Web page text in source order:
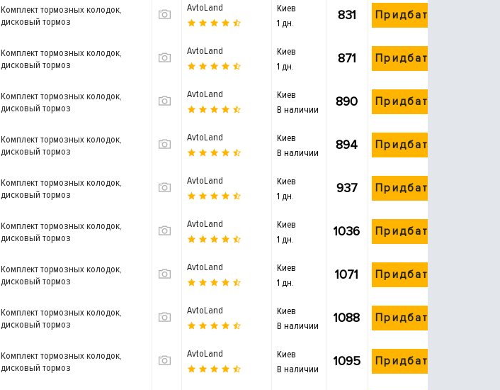
Комплект тормозных колодок,
дисковый тормоз
AvtoLand
Киев
1 дн.
831 Придбати
Комплект тормозных колодок,
дисковый тормоз
AvtoLand
Киев
1 дн.
871 Придбати
Комплект тормозных колодок,
дисковый тормоз
AvtoLand
Киев
В наличии
890 Придбати
Комплект тормозных колодок,
дисковый тормоз
AvtoLand
Киев
В наличии
894 Придбати
Комплект тормозных колодок,
дисковый тормоз
AvtoLand
Киев
1 дн.
937 Придбати
Комплект тормозных колодок,
дисковый тормоз
AvtoLand
Киев
1 дн.
1036 Придбати
Комплект тормозных колодок,
дисковый тормоз
AvtoLand
Киев
1 дн.
1071 Придбати
Комплект тормозных колодок,
дисковый тормоз
AvtoLand
Киев
В наличии
1088 Придбати
Комплект тормозных колодок,
дисковый тормоз
AvtoLand
Киев
В наличии
1095 Придбати